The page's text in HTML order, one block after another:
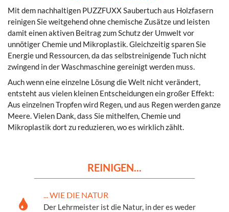
Mit dem nachhaltigen PUZZFUXX Saubertuch aus Holzfasern
reinigen Sie weitgehend ohne chemische Zusätze und leisten
damit einen aktiven Beitrag zum Schutz der Umwelt vor
unnötiger Chemie und Mikroplastik. Gleichzeitig sparen Sie
Energie und Ressourcen, da das selbstreinigende Tuch nicht
zwingend in der Waschmaschine gereinigt werden muss.
Auch wenn eine einzelne Lösung die Welt nicht verändert,
entsteht aus vielen kleinen Entscheidungen ein großer Effekt:
Aus einzelnen Tropfen wird Regen, und aus Regen werden ganze
Meere. Vielen Dank, dass Sie mithelfen, Chemie und
Mikroplastik dort zu reduzieren, wo es wirklich zählt.
REINIGEN...
... WIE DIE NATUR
Der Lehrmeister ist die Natur, in der es weder